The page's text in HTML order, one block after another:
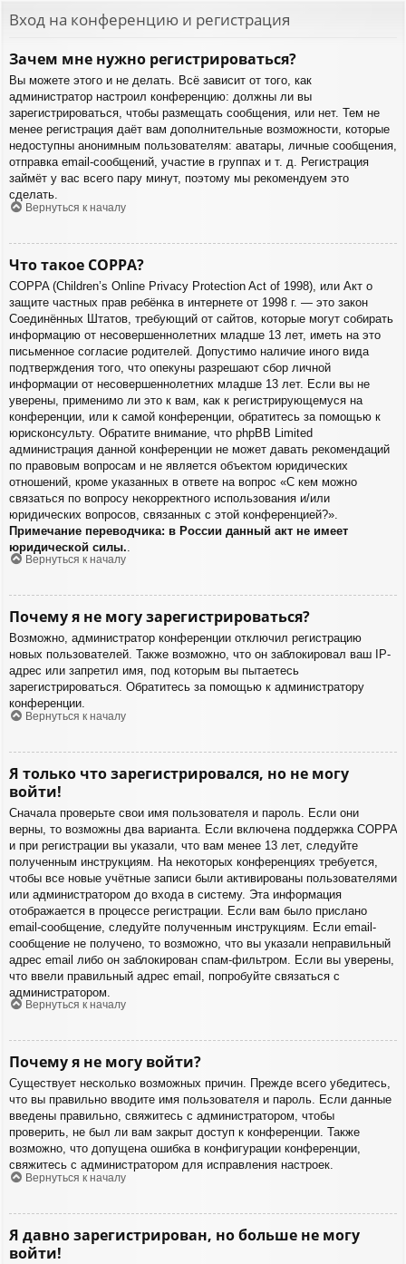
Вход на конференцию и регистрация
Зачем мне нужно регистрироваться?
Вы можете этого и не делать. Всё зависит от того, как
администратор настроил конференцию: должны ли вы
зарегистрироваться, чтобы размещать сообщения, или нет. Тем не
менее регистрация даёт вам дополнительные возможности, которые
недоступны анонимным пользователям: аватары, личные сообщения,
отправка email-сообщений, участие в группах и т. д. Регистрация
займёт у вас всего пару минут, поэтому мы рекомендуем это
сделать.
Вернуться к началу
Что такое COPPA?
COPPA (Children’s Online Privacy Protection Act of 1998), или Акт о
защите частных прав ребёнка в интернете от 1998 г. — это закон
Соединённых Штатов, требующий от сайтов, которые могут собирать
информацию от несовершеннолетних младше 13 лет, иметь на это
письменное согласие родителей. Допустимо наличие иного вида
подтверждения того, что опекуны разрешают сбор личной
информации от несовершеннолетних младше 13 лет. Если вы не
уверены, применимо ли это к вам, как к регистрирующемуся на
конференции, или к самой конференции, обратитесь за помощью к
юрисконсульту. Обратите внимание, что phpBB Limited
администрация данной конференции не может давать рекомендаций
по правовым вопросам и не является объектом юридических
отношений, кроме указанных в ответе на вопрос «С кем можно
связаться по вопросу некорректного использования и/или
юридических вопросов, связанных с этой конференцией?».
Примечание переводчика: в России данный акт не имеет
юридической силы.
Вернуться к началу
Почему я не могу зарегистрироваться?
Возможно, администратор конференции отключил регистрацию
новых пользователей. Также возможно, что он заблокировал ваш IP-
адрес или запретил имя, под которым вы пытаетесь
зарегистрироваться. Обратитесь за помощью к администратору
конференции.
Вернуться к началу
Я только что зарегистрировался, но не могу
войти!
Сначала проверьте свои имя пользователя и пароль. Если они
верны, то возможны два варианта. Если включена поддержка COPPA
и при регистрации вы указали, что вам менее 13 лет, следуйте
полученным инструкциям. На некоторых конференциях требуется,
чтобы все новые учётные записи были активированы пользователями
или администратором до входа в систему. Эта информация
отображается в процессе регистрации. Если вам было прислано
email-сообщение, следуйте полученным инструкциям. Если email-
сообщение не получено, то возможно, что вы указали неправильный
адрес email либо он заблокирован спам-фильтром. Если вы уверены,
что ввели правильный адрес email, попробуйте связаться с
администратором.
Вернуться к началу
Почему я не могу войти?
Существует несколько возможных причин. Прежде всего убедитесь,
что вы правильно вводите имя пользователя и пароль. Если данные
введены правильно, свяжитесь с администратором, чтобы
проверить, не был ли вам закрыт доступ к конференции. Также
возможно, что допущена ошибка в конфигурации конференции,
свяжитесь с администратором для исправления настроек.
Вернуться к началу
Я давно зарегистрирован, но больше не могу
войти!